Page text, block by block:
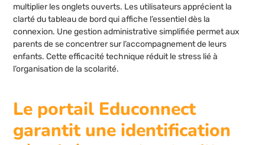
multiplier les onglets ouverts. Les utilisateurs apprécient la
clarté du tableau de bord qui affiche l’essentiel dès la
connexion. Une gestion administrative simplifiée permet aux
parents de se concentrer sur l’accompagnement de leurs
enfants. Cette efficacité technique réduit le stress lié à
l’organisation de la scolarité.
Le portail Educonnect
garantit une identification